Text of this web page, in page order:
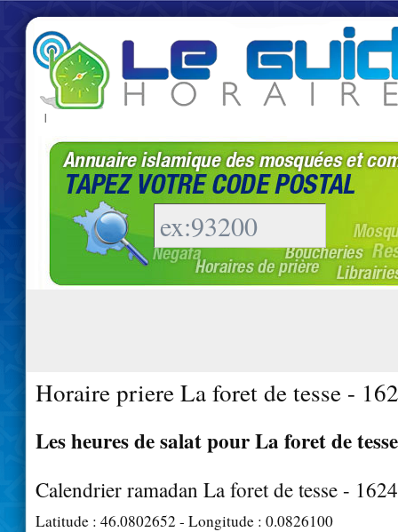
|
Horaire priere La foret de tesse -
Les heures de salat pour La foret de
Calendrier ramadan La foret de tesse -
Latitude : 46.0802652 - Longitude : 0.0826100